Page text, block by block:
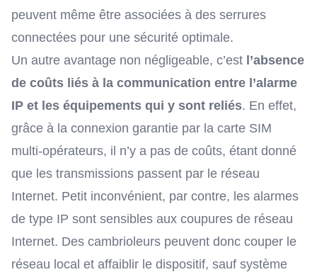
peuvent même être associées à des serrures
connectées pour une sécurité optimale.
Un autre avantage non négligeable, c’est l’absence
de coûts liés à la communication entre l’alarme
IP et les équipements qui y sont reliés. En effet,
grâce à la connexion garantie par la carte SIM
multi-opérateurs, il n’y a pas de coûts, étant donné
que les transmissions passent par le réseau
Internet. Petit inconvénient, par contre, les alarmes
de type IP sont sensibles aux coupures de réseau
Internet. Des cambrioleurs peuvent donc couper le
réseau local et affaiblir le dispositif, sauf système